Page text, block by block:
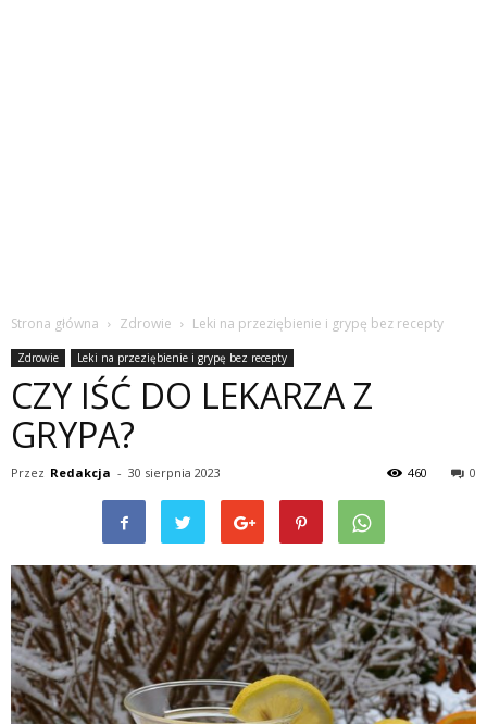
Strona główna Zdrowie Leki na przeziębienie i grypę bez recepty
Zdrowie Leki na przeziębienie i grypę bez recepty
CZY IŚĆ DO LEKARZA Z
GRYPA?
Przez Redakcja - 30 sierpnia 2023 0
460